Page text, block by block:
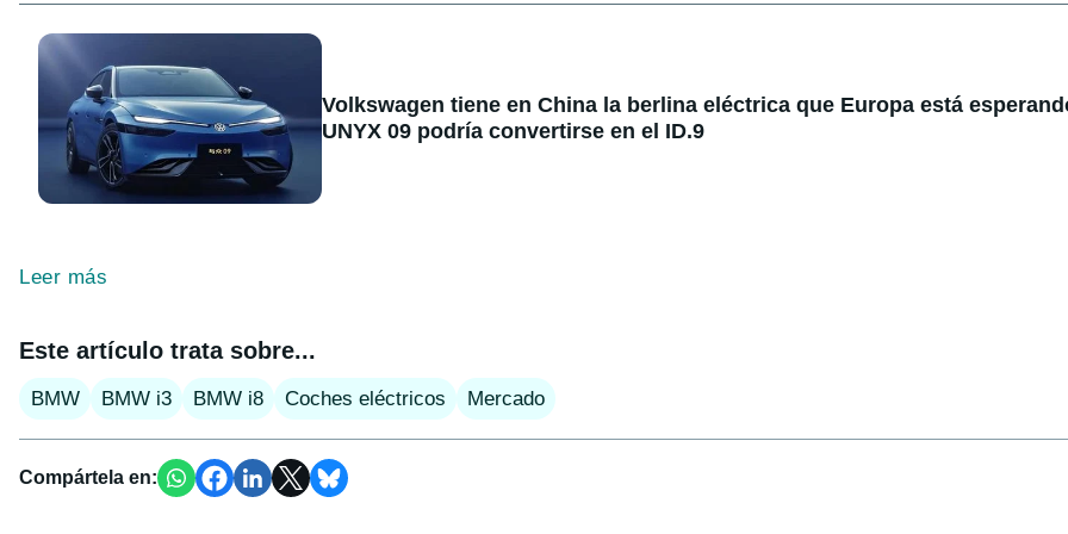
Volkswagen tiene en China la berlina eléctrica que Europa está
UNYX 09 podría convertirse en el ID.9
Leer más
Este artículo trata sobre...
BMW BMW i3 BMW i8 Coches eléctricos Mercado
Compártela en: